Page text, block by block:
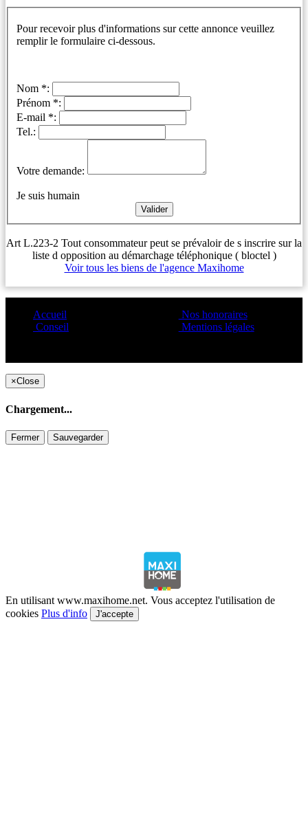
Pour recevoir plus d'informations sur cette annonce veuillez
remplir le formulaire ci-dessous.
Nom *:
Prénom *:
E-mail *:
Tel.:
Votre demande:
Je suis humain
Art L.223-2 Tout consommateur peut se prévaloir de s inscrire sur la
liste d opposition au démarchage téléphonique ( bloctel )
Voir tous les biens de l'agence Maxihome
Accueil
Conseil
Nos honoraires
Mentions légales
×Close
Chargement...
Fermer Sauvegarder
En utilisant www.maxihome.net. Vous acceptez l'utilisation de
cookies Plus d'info J'accepte